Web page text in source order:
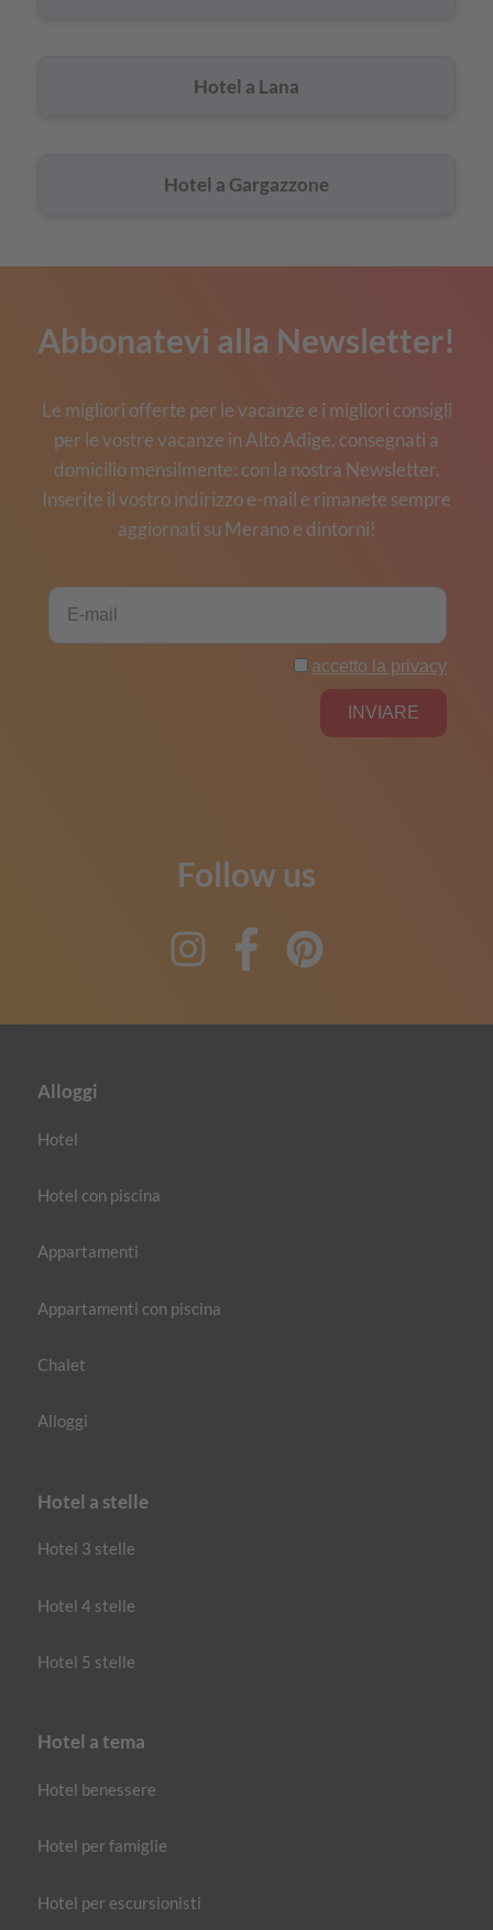
Hotel a Lana
Hotel a Gargazzone
Abbonatevi alla Newsletter!
Le migliori offerte per le vacanze e i migliori consigli
per le vostre vacanze in Alto Adige, consegnati a
domicilio mensilmente: con la nostra Newsletter.
Inserite il vostro indirizzo e-mail e rimanete sempre
aggiornati su Merano e dintorni!
Follow us
InstagramFacebook
Alloggi
Hotel
Hotel con piscina
Appartamenti
Appartamenti con piscina
Chalet
Alloggi
Hotel a stelle
Hotel 3 stelle
Hotel 4 stelle
Hotel 5 stelle
Hotel a tema
Hotel benessere
Hotel per famiglie
Hotel per escursionisti